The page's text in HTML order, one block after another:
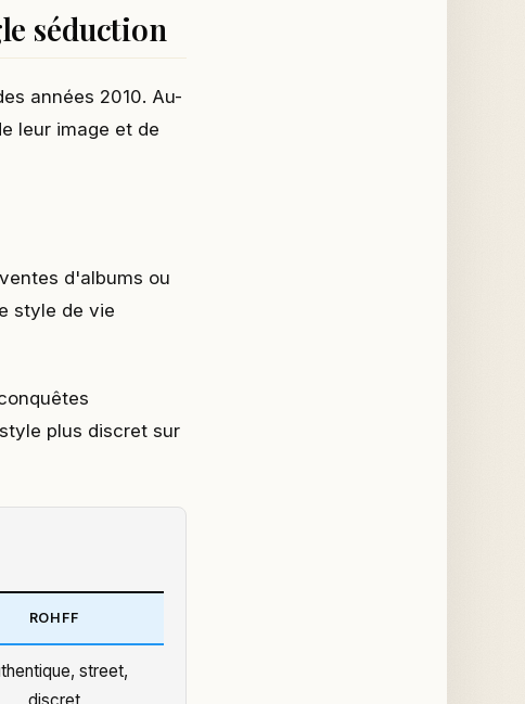
séduction
années 2010. Au-
leur image et de
d'albums ou
style de vie
plus discret sur
ROHFF
street,